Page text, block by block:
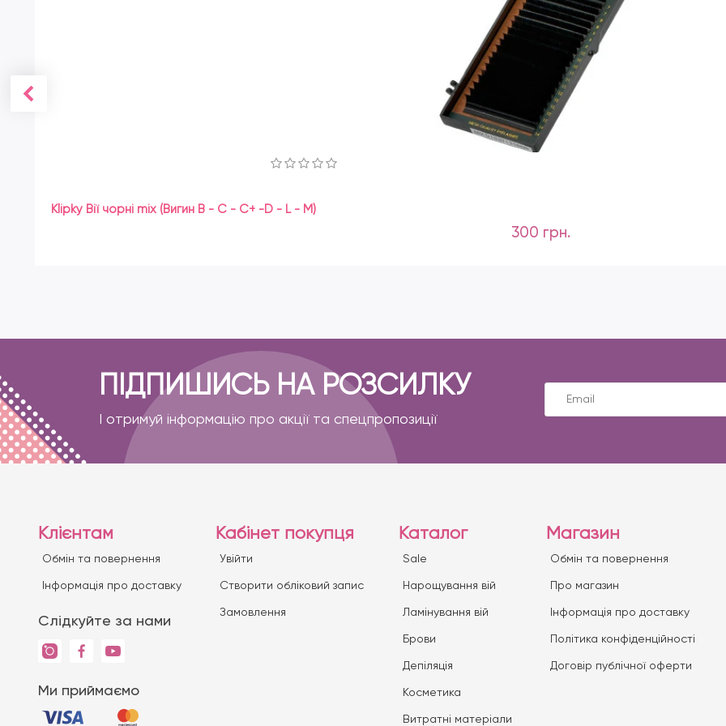
Klipky Вії чорні mix (Вигин B - C - C+ -D - L - M)
300 грн.
ПІДПИШИСЬ НА РОЗСИЛКУ
І отримуй інформацію про акції та спецпропозиції
Клієнтам
Обмін та повернення
Iнформація про доставку
Слідкуйте за нами
Ми приймаємо
Кабінет покупця
Увійти
Створити обліковий запис
Замовлення
Каталог
Sale
Нарощування вій
Ламінування вій
Брови
Депіляція
Косметика
Витратні матеріали
Магазин
Обмін та повернення
Про магазин
Iнформація про доставку
Політика конфіденційності
Договір публічної оферти